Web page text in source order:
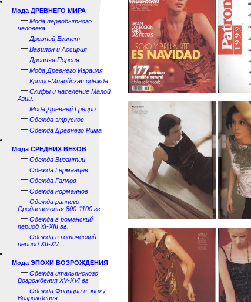
Мода ДРЕВНЕГО МИРА
— Мода первобытного
человека
— Древний Египет
— Вавилон и Ассирия
— Древняя Персия
— Мода Древнего Израиля
— Крито-Минойская одежда
— Скифы и население Малой
Азии.
— Мода Древней Греции
— Одежда этрусков
— Одежда Древнего Рима
Мода СРЕДНИХ ВЕКОВ
— Одежда Византии
— Одежда Германцев
— Одежда Галлов
— Одежда норманнов
— Одежда раннего
Средневековья 800-1100 гг
— Одежда в романский
период XI-XIII вв.
— Одежда в готический
период XII-XV
Мода ЭПОХИ ВОЗРОЖДЕНИЯ
— Одежда итальянского
Возрождения XV-XVI вв
— Одежда Франции в эпоху
Возрождения